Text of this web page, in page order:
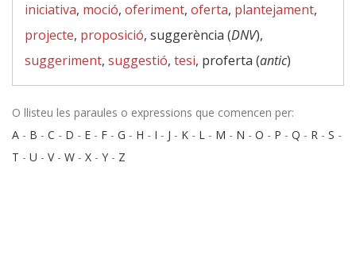
iniciativa, moció, oferiment, oferta, plantejament,
projecte, proposició, suggerència (DNV),
suggeriment, suggestió, tesi, proferta (antic)
O llisteu les paraules o expressions que comencen per:
A - B - C - D - E - F - G - H - I - J - K - L - M - N - O - P - Q - R - S -
T - U - V- W - X - Y - Z